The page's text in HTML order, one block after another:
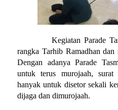
Kegiatan Parade
rangka Tarhib Ramadhan
Dengan adanya Parade
untuk terus murojaah,
hanyak untuk disetor sekali
dijaga dan dimurojaah.